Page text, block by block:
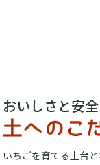
おいしさと安全
いちごを育てる土台